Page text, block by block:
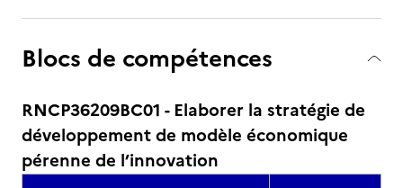
Blocs de compétences
RNCP36209BC01 - Elaborer la stratégie de
développement de modèle économique
pérenne de l’innovation